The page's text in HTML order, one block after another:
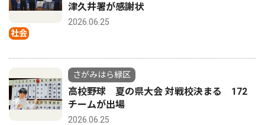
社会
津久井署が感謝状
2026.06.25
さがみはら緑区
高校野球 夏の県大会 対戦校決まる 172
チームが出場
2026.06.25